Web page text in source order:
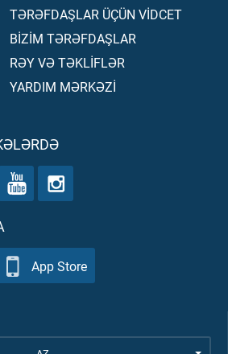
TƏRƏFDAŞLAR ÜÇÜN VİDCET
BİZİM TƏRƏFDAŞLAR
RƏY VƏ TƏKLİFLƏR
YARDIM MƏRKƏZİ
App Store